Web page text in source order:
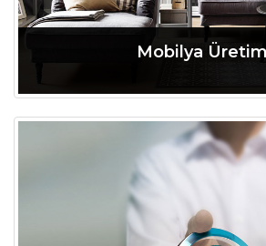
Mobilya